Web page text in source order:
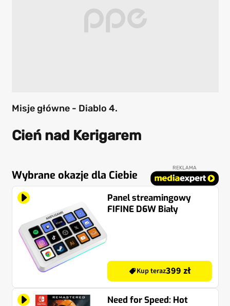
Misje główne - Diablo 4.
Cień nad Kerigarem
Wybrane okazje dla Ciebie
REKLAMA
Panel streamingowy
FIFINE D6W Biały
Kup teraz399 zł
Need for Speed: Hot